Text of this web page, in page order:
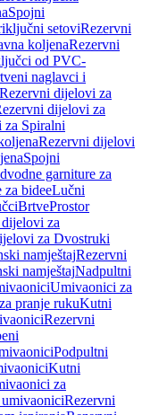
Spojni
setoviRezervni
koljenaRezervni
od PVC-
naglavci i
Rezervni dijelovi za
dijelovi za
Spiralni
Rezervni dijelovi
Spojni
garniture za
bideeLučni
BrtveProstor
za
za Dvostruki
namještajRezervni
namještajNadpultni
Umivaonici za
pranje rukuKutni
Rezervni
Podpultni
Kutni
za
Rezervni